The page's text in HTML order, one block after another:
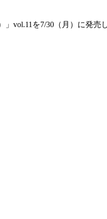
」vol.11を7/30（月）に